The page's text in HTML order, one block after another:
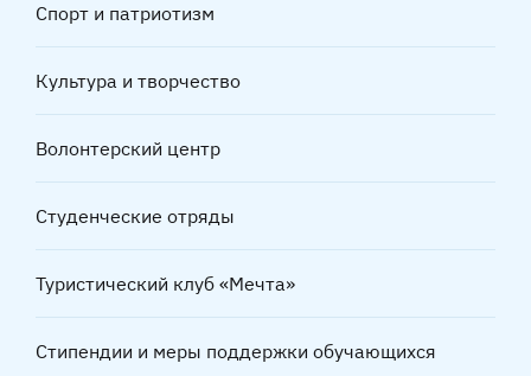
Спорт и патриотизм
Культура и творчество
Волонтерский центр
Студенческие отряды
Туристический клуб «Мечта»
Стипендии и меры поддержки обучающихся